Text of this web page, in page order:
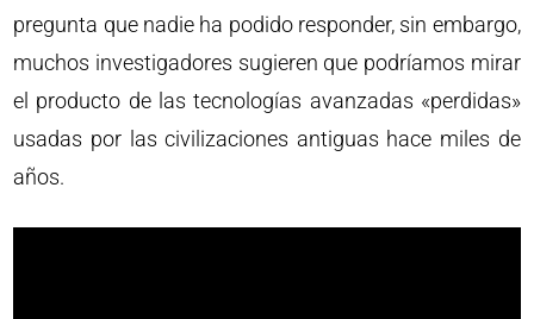
pregunta que nadie ha podido responder, sin embargo,
muchos investigadores sugieren que podríamos mirar
el producto de las tecnologías avanzadas «perdidas»
usadas por las civilizaciones antiguas hace miles de
años.